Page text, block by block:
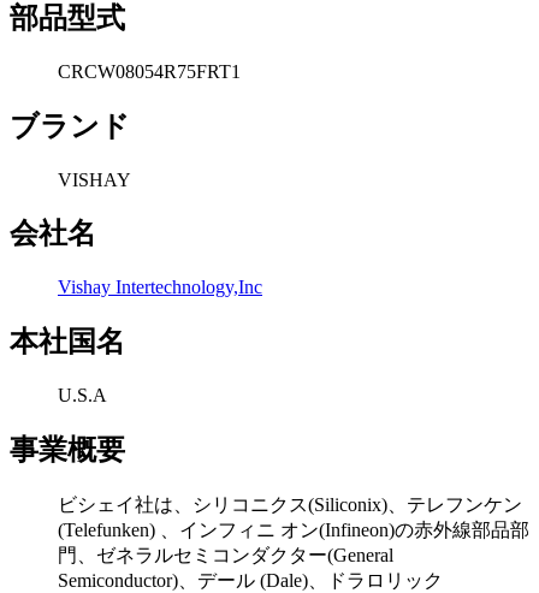
部品型式
CRCW08054R75FRT1
ブランド
VISHAY
会社名
Vishay Intertechnology,Inc
本社国名
U.S.A
事業概要
ビシェイ社は、シリコニクス(Siliconix)、テレフンケン
(Telefunken) 、インフィニ オン(Infineon)の赤外線部品部
門、ゼネラルセミコンダクター(General
Semiconductor)、デール (Dale)、ドラロリック